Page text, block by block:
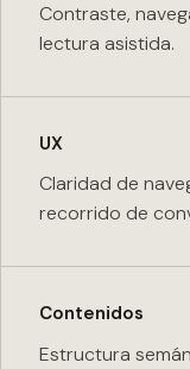
Contraste,
lectura asistida.
UX
Claridad de
recorrido de
Contenidos
Estructura